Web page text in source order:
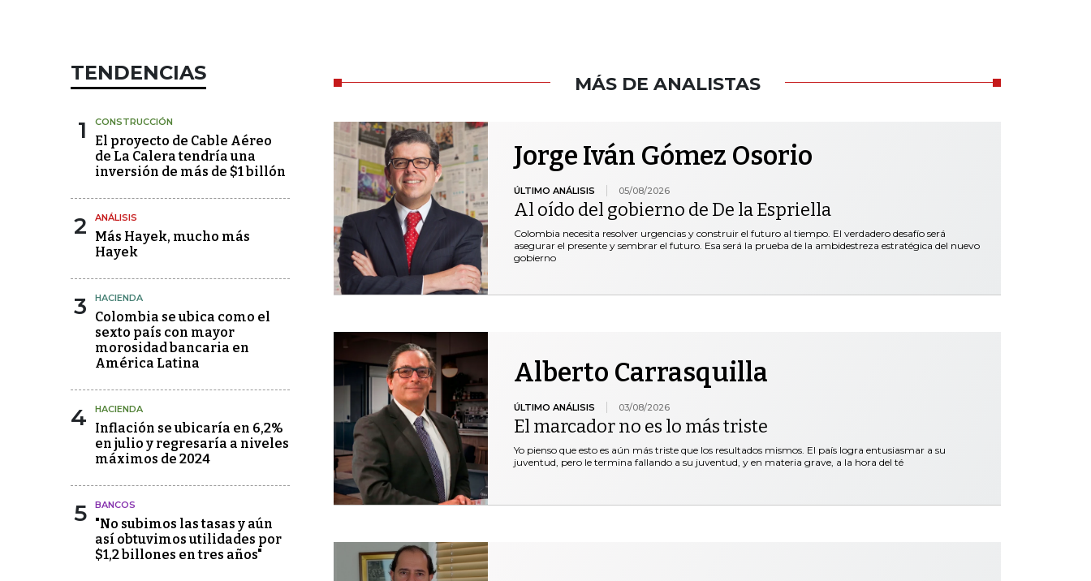
TENDENCIAS
1 CONSTRUCCIÓN
El proyecto de Cable Aéreo
de La Calera tendría una
inversión de más de $1 billón
2 ANÁLISIS
Más Hayek, mucho más
Hayek
3 HACIENDA
Colombia se ubica como el
sexto país con mayor
morosidad bancaria en
América Latina
4 HACIENDA
Inflación se ubicaría en 6,2%
en julio y regresaría a niveles
máximos de 2024
5 BANCOS
"No subimos las tasas y aún
así obtuvimos utilidades por
$1,2 billones en tres años"
MÁS DE ANALISTAS
Jorge Iván Gómez Osorio
ÚLTIMO ANÁLISIS 05/08/2026
Al oído del gobierno de De la Espriella
Colombia necesita resolver urgencias y construir el futuro al tiempo. El verdadero desafío será
asegurar el presente y sembrar el futuro. Esa será la prueba de la ambidestreza estratégica del nuevo
gobierno
Alberto Carrasquilla
ÚLTIMO ANÁLISIS 03/08/2026
El marcador no es lo más triste
Yo pienso que esto es aún más triste que los resultados mismos. El país logra entusiasmar a su
juventud, pero le termina fallando a su juventud, y en materia grave, a la hora del té